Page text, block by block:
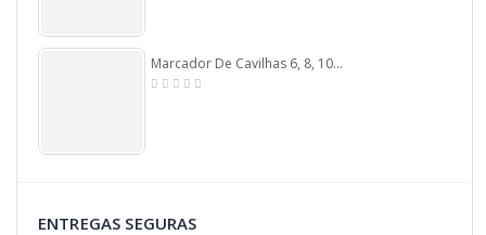
Marcador De Cavilhas 6, 8, 10 E 12mm Jogo 8pcs. (Ftr5555)
ENTREGAS SEGURAS